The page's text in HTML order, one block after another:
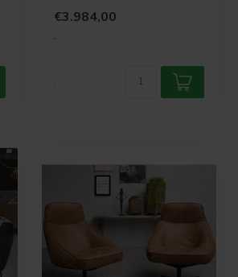
zachte, o...
€3.984,00
.
.